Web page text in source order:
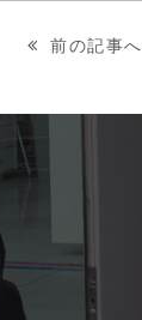
前の記事へ